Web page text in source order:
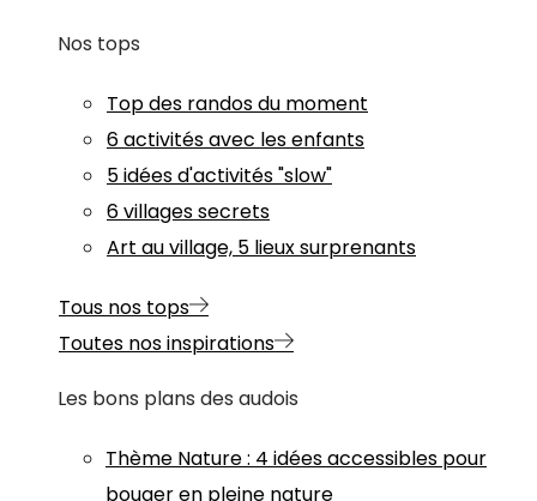
Nos tops
Top des randos du moment
6 activités avec les enfants
5 idées d'activités "slow"
6 villages secrets
Art au village, 5 lieux surprenants
Tous nos tops
Toutes nos inspirations
Les bons plans des audois
Thème Nature: 4 idées accessibles pour
bouger en pleine nature